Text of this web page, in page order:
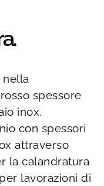
nella
spessore
inox.
con spessori
attraverso
la calandratura
lavorazioni di